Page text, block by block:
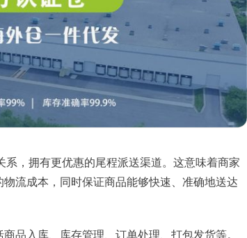
系，拥有更优惠的尾程派送渠道。这意味着商家
流成本，同时保证商品能够快速、准确地送达
品入库、库存管理、订单处理、打包发货等。